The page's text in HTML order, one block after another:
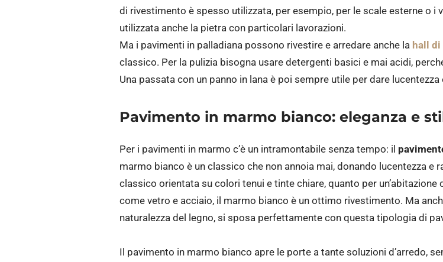
di rivestimento è spesso utilizzata, per esempio, per le scale esterne o i
utilizzata anche la pietra con particolari lavorazioni.
Ma i pavimenti in palladiana possono rivestire e arredare anche la hall di
classico. Per la pulizia bisogna usare detergenti basici e mai acidi,
Una passata con un panno in lana è poi sempre utile per dare lucentezza
Pavimento in marmo bianco: eleganza e
Per i pavimenti in marmo c’è un intramontabile senza tempo: il
marmo bianco è un classico che non annoia mai, donando lucentezza e
classico orientata su colori tenui e tinte chiare, quanto per
come vetro e acciaio, il marmo bianco è un ottimo rivestimento. Ma
naturalezza del legno, si sposa perfettamente con questa tipologia di
Il pavimento in marmo bianco apre le porte a tante soluzioni d’arredo,